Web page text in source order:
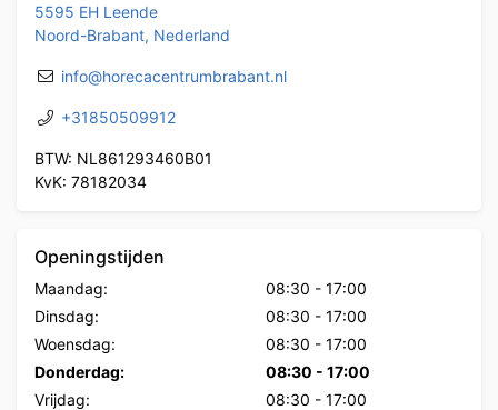
5595 EH Leende
Noord-Brabant, Nederland
info@horecacentrumbrabant.nl
+31850509912
BTW: NL861293460B01
KvK: 78182034
Openingstijden
Maandag: 08:30 - 17:00
Dinsdag:
08:30 - 17:00
Woensdag:
08:30 - 17:00
Donderdag:
08:30 - 17:00
Vrijdag:
08:30 - 17:00